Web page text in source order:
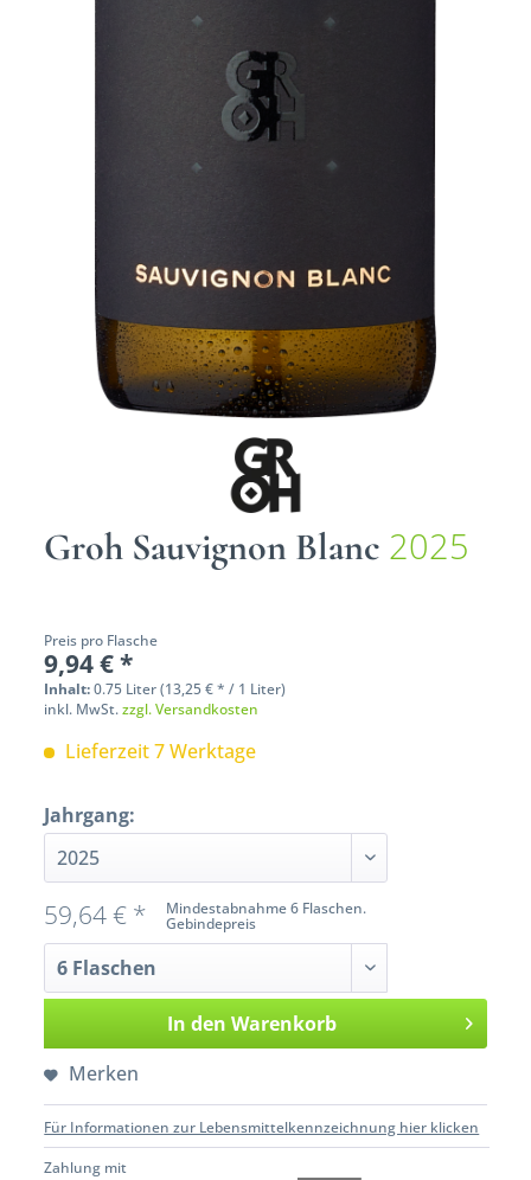
Groh Sauvignon Blanc 2025
Preis pro Flasche
9,94 € *
Inhalt:0.75 Liter (13,25 € * / 1 Liter)
inkl. MwSt.zzgl. Versandkosten
Lieferzeit 7 Werktage
Jahrgang:
Mindestabnahme 6 Flaschen.
Gebindepreis
59,64 € *
In den Warenkorb
Merken
Für Informationen zur Lebensmittelkennzeichnung hier klicken
Zahlung mit